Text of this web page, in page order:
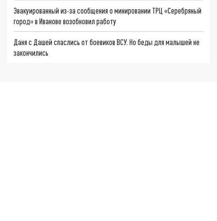
Эвакуированный из-за сообщения о минировании ТРЦ «Серебряный
город» в Иванове возобновил работу
Даня с Дашей спаслись от боевиков ВСУ. Но беды для малышей не
закончились